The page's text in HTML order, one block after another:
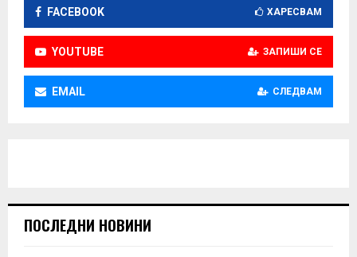
FACEBOOK ХАРЕСВАМ
YOUTUBE ЗАПИШИ СЕ
EMAIL СЛЕДВАМ
ПОСЛЕДНИ НОВИНИ